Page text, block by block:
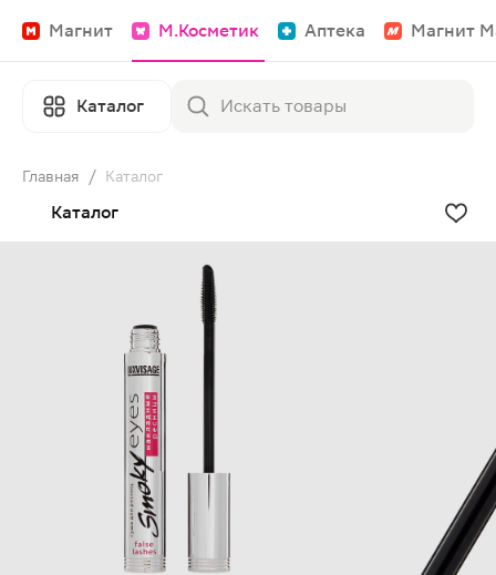
Магнит М.Косметик Аптека Магнит
Каталог
Главная / Каталог
Каталог